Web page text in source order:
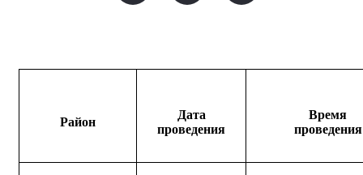
Район
Дата
проведения
Время
проведения